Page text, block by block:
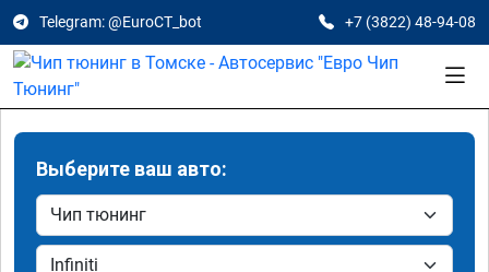
Telegram: @EuroCT_bot +7 (3822) 48-94-08
Выберите ваш авто: